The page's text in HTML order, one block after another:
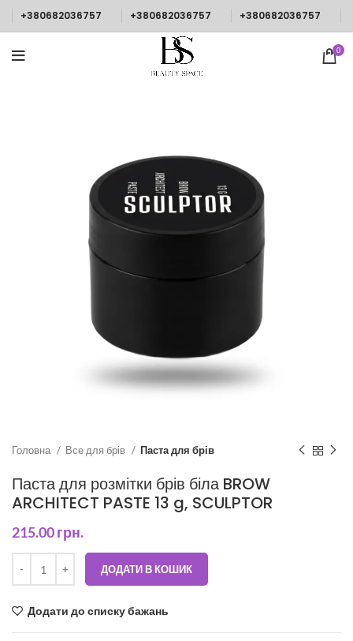
+380682036757 +380682036757 +380682036757
0
Головна Все для брів Паста для брів
Паста для розмітки брів біла BROW
ARCHITECT PASTE 13 g, SCULPTOR
215.00грн.
ДОДАТИ В КОШИК
Додати до списку бажань